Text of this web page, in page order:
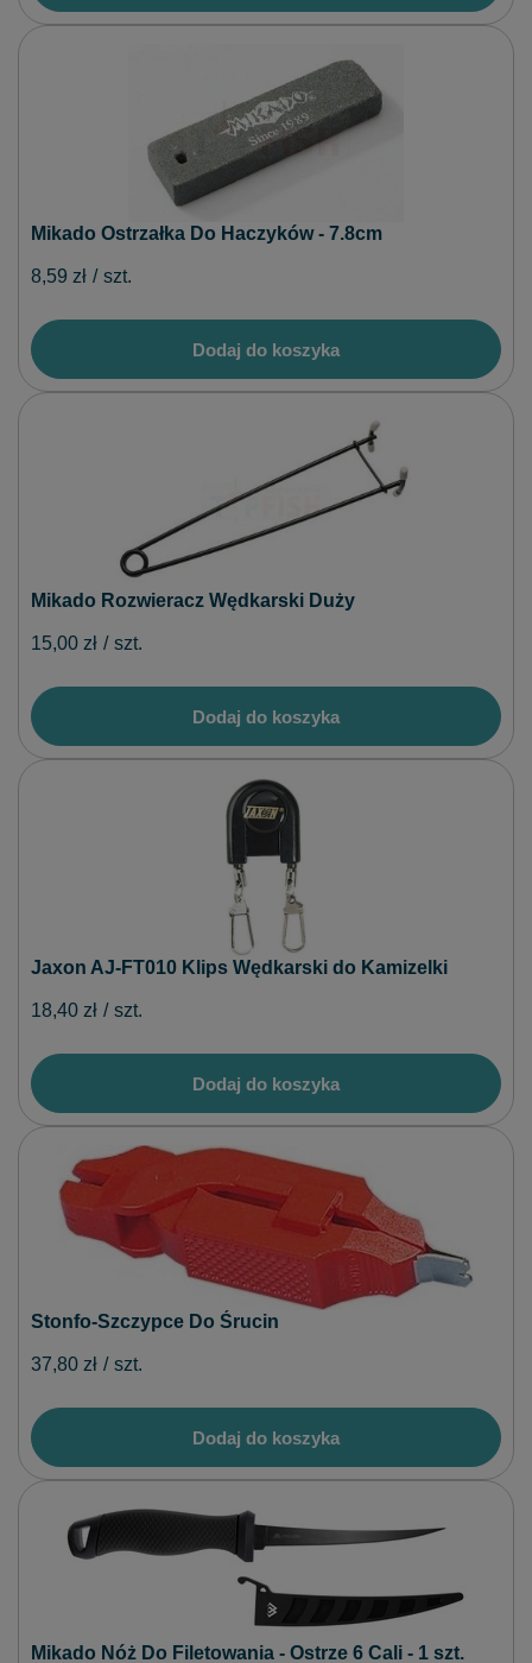
Mikado Ostrzałka Do Haczyków - 7.8cm
8,59 zł / szt.
Dodaj do koszyka
Mikado Rozwieracz Wędkarski Duży
15,00 zł / szt.
Dodaj do koszyka
Jaxon AJ-FT010 Klips Wędkarski do Kamizelki
18,40 zł / szt.
Dodaj do koszyka
Stonfo-Szczypce Do Śrucin
37,80 zł / szt.
Dodaj do koszyka
Mikado Nóż Do Filetowania - Ostrze 6 Cali - 1 szt.